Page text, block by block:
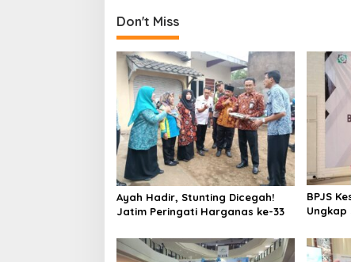
t
n
a
v
i
g
a
t
i
o
n
Don't Miss
Ayah Hadir, Stunting Dicegah!
Jatim Peringati Harganas ke-33
BPJS